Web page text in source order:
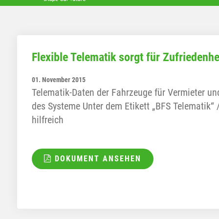
Flexible Telematik sorgt für
01. November 2015
Telematik-Daten der Fahrzeuge für Vermieter
des Systeme Unter dem Etikett „BFS
hilfreich
DOKUMENT ANSEHEN